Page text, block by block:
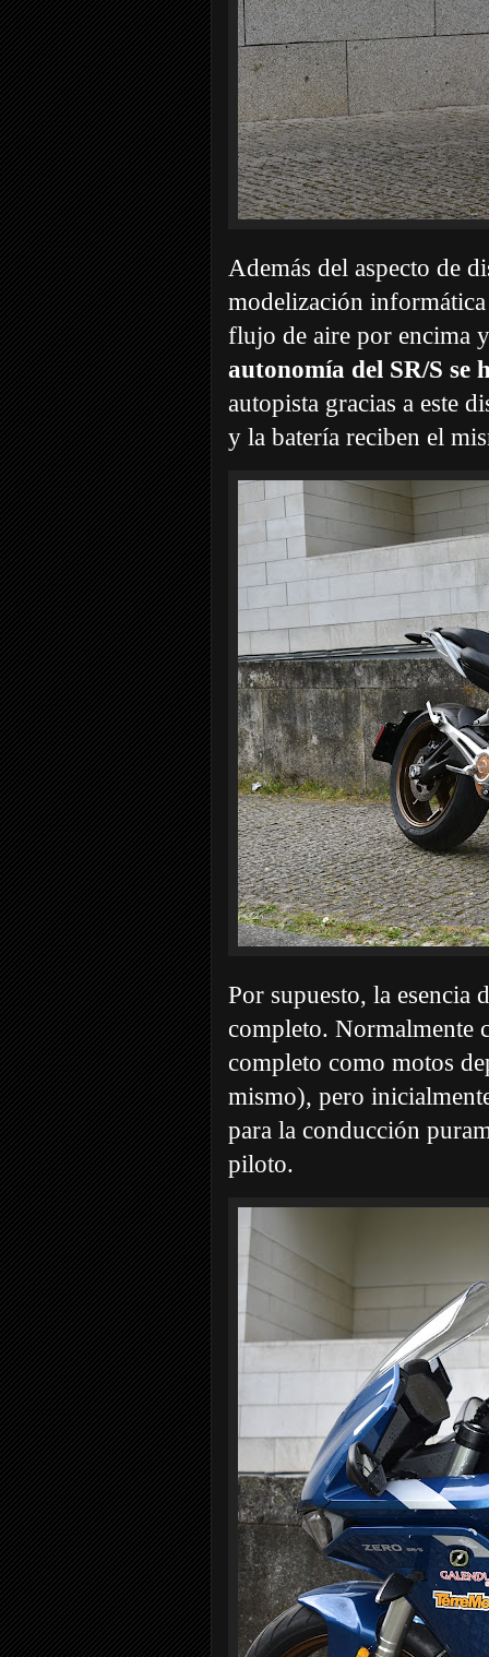
Además del aspecto de
modelización
flujo de aire por encima
autonomía del SR/S se
autopista gracias a este
y la batería reciben el
Por supuesto, la esencia
completo. Normalmente
completo como motos
mismo), pero
para la conducción
piloto.